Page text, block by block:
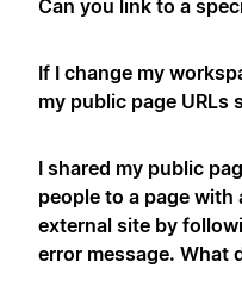
Can you link to a
If I change my
my public page URLs
I shared my public
people to a page with
external site by
error message. What